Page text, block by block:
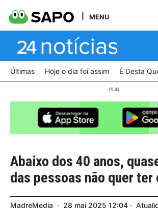
MENU
Últimas Hoje o dia foi assim É Desta
Abaixo dos 40 anos,
das pessoas não quer ter
MadreMedia 28 mai 2025 12:04